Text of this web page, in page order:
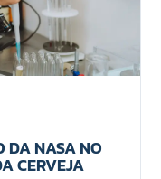
DA NASA NO
CERVEJA